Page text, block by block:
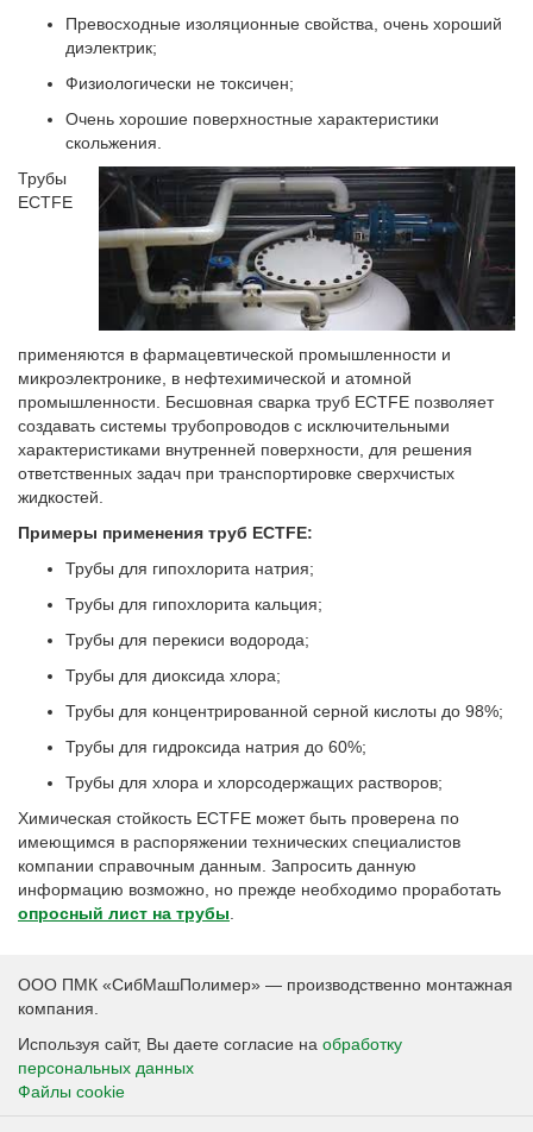
Превосходные изоляционные свойства, очень хороший
диэлектрик;
Физиологически не токсичен;
Очень хорошие поверхностные характеристики
скольжения.
Трубы
ECTFE
применяются в фармацевтической промышленности и
микроэлектронике, в нефтехимической и атомной
промышленности. Бесшовная сварка труб ECTFE позволяет
создавать системы трубопроводов с исключительными
характеристиками внутренней поверхности, для решения
ответственных задач при транспортировке сверхчистых
жидкостей.
Примеры применения труб ECTFE:
Трубы для гипохлорита натрия;
Трубы для гипохлорита кальция;
Трубы для перекиси водорода;
Трубы для диоксида хлора;
Трубы для концентрированной серной кислоты до 98%;
Трубы для гидроксида натрия до 60%;
Трубы для хлора и хлорсодержащих растворов;
Химическая стойкость ECTFE может быть проверена по
имеющимся в распоряжении технических специалистов
компании справочным данным. Запросить данную
информацию возможно, но прежде необходимо проработать
опросный лист на трубы
ООО ПМК «СибМашПолимер» — производственно монтажная
компания.
Используя сайт, Вы даете согласие на обработку
персональных данных
Файлы cookie